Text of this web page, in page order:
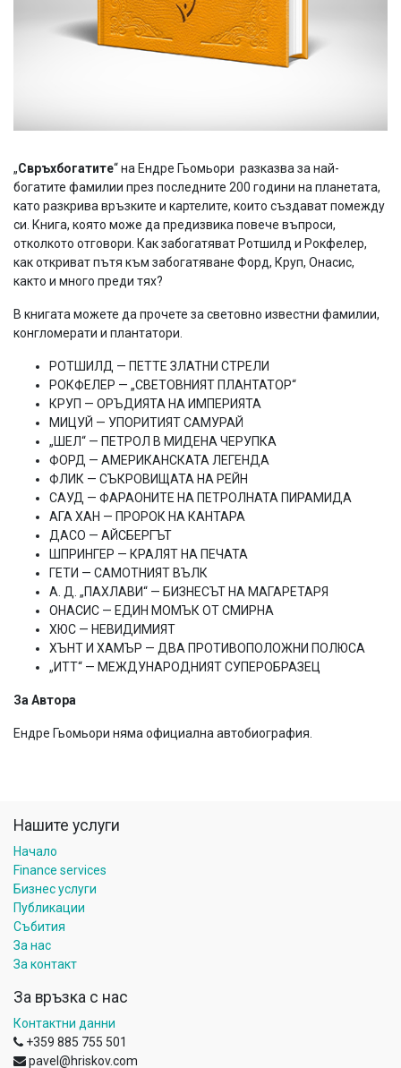
„Свръхбогатите“ на Ендре Гьомьори разказва за най-
богатите фамилии през последните 200 години на планетата,
като разкрива връзките и картелите, които създават помежду
си. Книга, която може да предизвика повече въпроси,
отколкото отговори. Как забогатяват Ротшилд и Рокфелер,
как откриват пътя към забогатяване Форд, Круп, Онасис,
както и много преди тях?
В книгата можете да прочете за световно известни фамилии,
конгломерати и плантатори.
РОТШИЛД — ПЕТТЕ ЗЛАТНИ СТРЕЛИ
РОКФЕЛЕР — „СВЕТОВНИЯТ ПЛАНТАТОР“
КРУП — ОРЪДИЯТА НА ИМПЕРИЯТА
МИЦУЙ — УПОРИТИЯТ САМУРАЙ
„ШЕЛ“ — ПЕТРОЛ В МИДЕНА ЧЕРУПКА
ФОРД — АМЕРИКАНСКАТА ЛЕГЕНДА
ФЛИК — СЪКРОВИЩАТА НА РЕЙН
САУД — ФАРАОНИТЕ НА ПЕТРОЛНАТА ПИРАМИДА
АГА ХАН — ПРОРОК НА КАНТАРА
ДАСО — АЙСБЕРГЪТ
ШПРИНГЕР — КРАЛЯТ НА ПЕЧАТА
ГЕТИ — САМОТНИЯТ ВЪЛК
А. Д. „ПАХЛАВИ“ — БИЗНЕСЪТ НА МАГАРЕТАРЯ
ОНАСИС — ЕДИН МОМЪК ОТ СМИРНА
ХЮС — НЕВИДИМИЯТ
ХЪНТ И ХАМЪР — ДВА ПРОТИВОПОЛОЖНИ ПОЛЮСА
„ИТТ“ — МЕЖДУНАРОДНИЯТ СУПЕРОБРАЗЕЦ
За Автора
Ендре Гьомьори няма официална автобиография.
Нашите услуги
Начало
Finance services
Бизнес услуги
Публикации
Събития
За нас
За контакт
За връзка с нас
Контактни данни
+359 885 755 501
pavel@hriskov.com